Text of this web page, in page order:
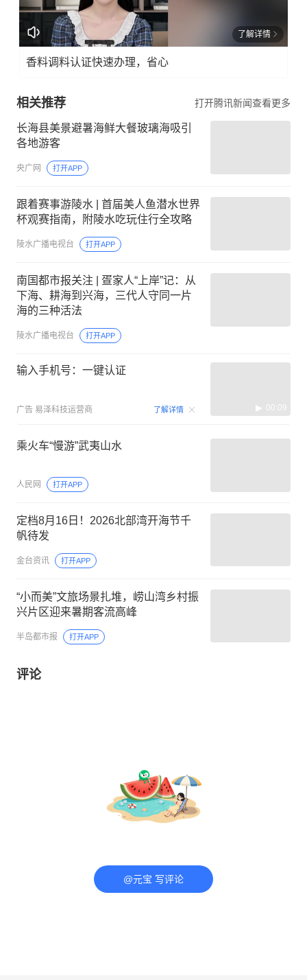
了解详情
香料调料认证快速办理，省心
相关推荐 打开腾讯新闻查看更多
长海县美景避暑海鲜大餐玻璃海吸引
各地游客
央广网 打开APP
跟着赛事游陵水 | 首届美人鱼潜水世界
杯观赛指南，附陵水吃玩住行全攻略
陵水广播电视台 打开APP
南国都市报关注 | 疍家人“上岸”记：从
下海、耕海到兴海，三代人守同一片
海的三种活法
陵水广播电视台 打开APP
输入手机号：一键认证
广告 易泽科技运营商 了解详情 00:09
乘火车“慢游”武夷山水
人民网 打开APP
定档8月16日！2026北部湾开海节千
帆待发
金台资讯 打开APP
“小而美”文旅场景扎堆，崂山湾乡村振
兴片区迎来暑期客流高峰
半岛都市报 打开APP
评论
@元宝 写评论